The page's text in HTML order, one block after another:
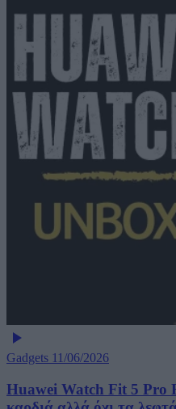
Gadgets 11/06/2026
Huawei Watch Fit 5 Pro